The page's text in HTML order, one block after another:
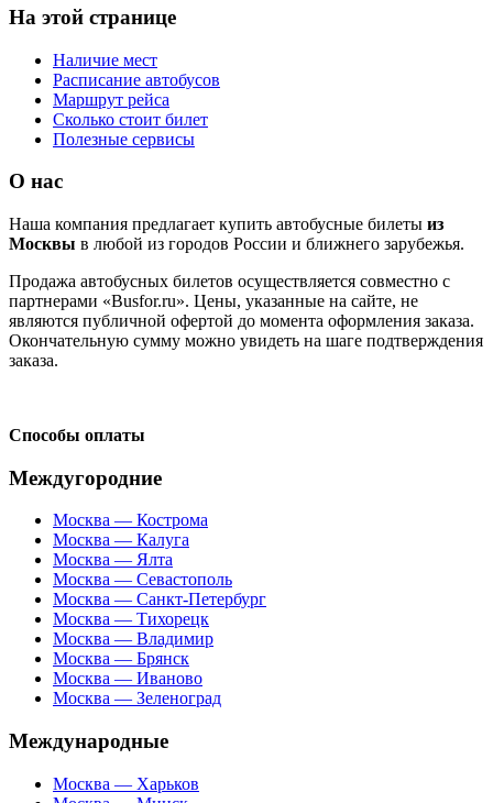
На этой странице
Наличие мест
Расписание автобусов
Маршрут рейса
Сколько стоит билет
Полезные сервисы
О нас
Наша компания предлагает купить автобусные билеты из
Москвы в любой из городов России и ближнего зарубежья.
Продажа автобусных билетов осуществляется совместно с
партнерами «Busfor.ru». Цены, указанные на сайте, не
являются публичной офертой до момента оформления заказа.
Окончательную сумму можно увидеть на шаге подтверждения
заказа.
Способы оплаты
Междугородние
Москва — Кострома
Москва — Калуга
Москва — Ялта
Москва — Севастополь
Москва — Санкт-Петербург
Москва — Тихорецк
Москва — Владимир
Москва — Брянск
Москва — Иваново
Москва — Зеленоград
Международные
Москва — Харьков